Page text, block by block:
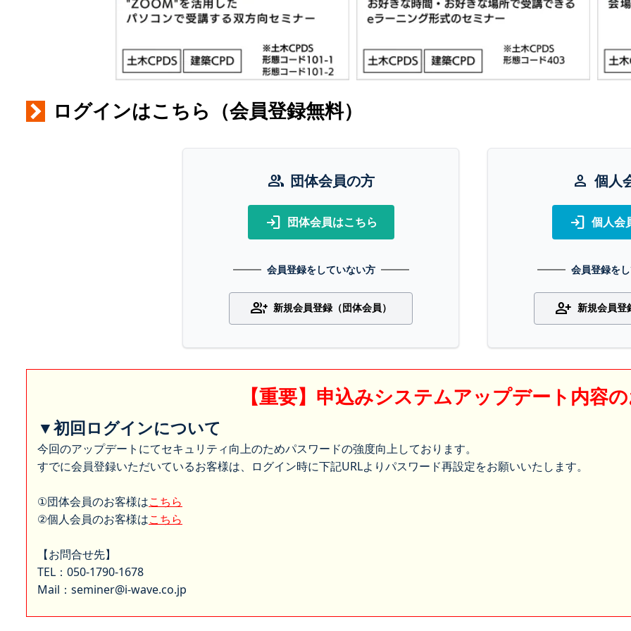
ログインはこちら（会員登録無料）
group 団体会員の方
login 団体会員はこちら
会員登録をしていない方
group_add 新規会員登録（団体会員）
person 個人
login 個人会
会員登録を
person_add 新規会員登
【重要】申込みシステムアップデート内容
▼初回ログインについて
今回のアップデートにてセキュリティ向上のためパスワードの強度向上しております。
すでに会員登録いただいているお客様は、ログイン時に下記URLよりパスワード再設定をお願いいたします。
①団体会員のお客様はこちら
②個人会員のお客様はこちら
【お問合せ先】
TEL：050-1790-1678
Mail：seminer@i-wave.co.jp